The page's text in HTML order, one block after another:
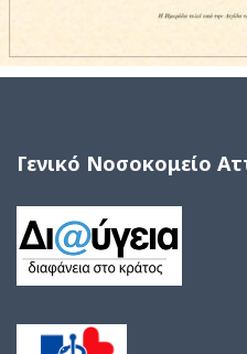
Γενικό Νοσοκομείο